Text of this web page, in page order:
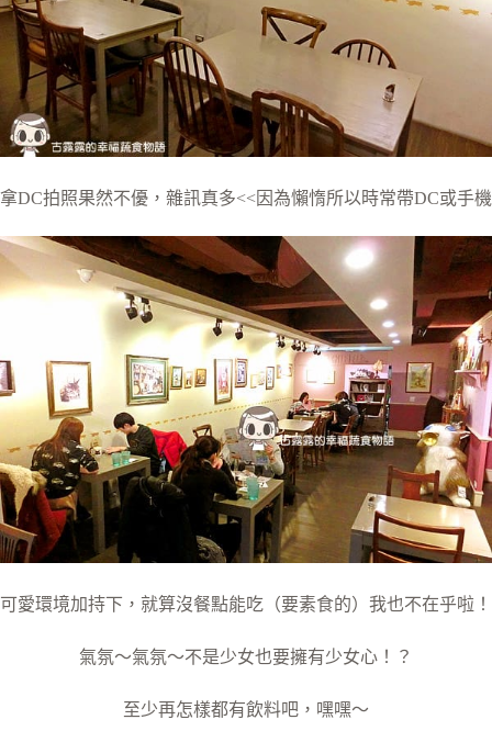
拿DC拍照果然不優，雜訊真多<<因為懶惰所以時常帶DC或手機
可愛環境加持下，就算沒餐點能吃（要素食的）我也不在乎啦！
氣氛～氣氛～不是少女也要擁有少女心！？
至少再怎樣都有飲料吧，嘿嘿～